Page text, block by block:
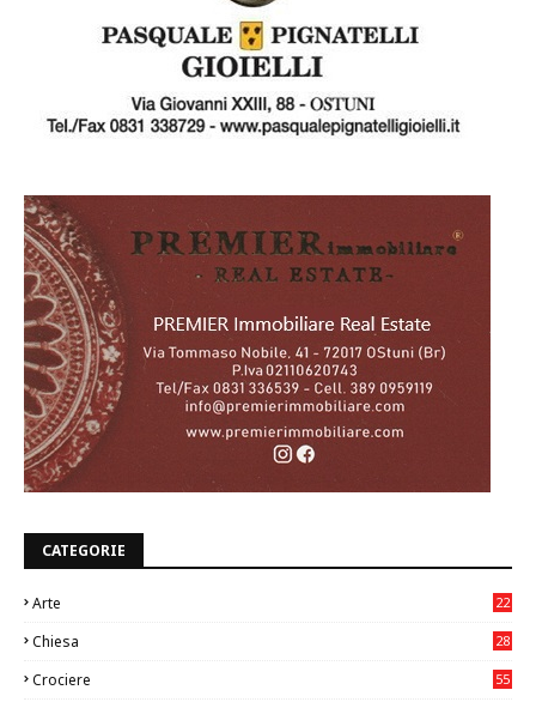
CATEGORIE
Arte
22
Chiesa
28
Crociere 55